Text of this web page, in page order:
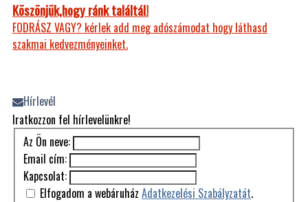
Köszönjük,hogy ránk találtál!
FODRÁSZ VAGY? kérlek add meg adószámodat hogy láthasd
szakmai kedvezményeinket.
Hírlevél
Iratkozzon fel hírlevelünkre!
Az Ön neve:
Email cím:
Kapcsolat:
Elfogadom a webáruház Adatkezelési Szabályzatát.